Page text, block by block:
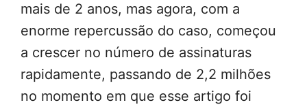
mais de 2 anos, mas agora, com a
enorme repercussão do caso, começou
a crescer no número de assinaturas
rapidamente, passando de 2,2 milhões
no momento em que esse artigo foi